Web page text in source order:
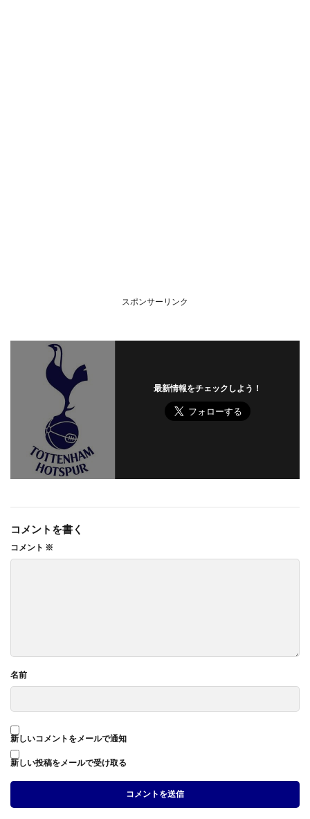
スポンサーリンク
最新情報をチェックしよう！
コメントを書く
コメント ※
名前
新しいコメントをメールで通知
新しい投稿をメールで受け取る